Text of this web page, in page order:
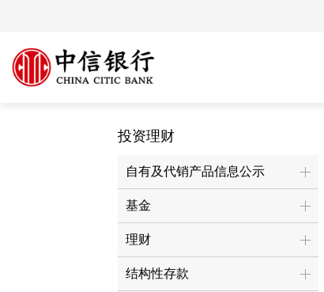
投资理财
自有及代销产品信息公示
基金
理财
结构性存款